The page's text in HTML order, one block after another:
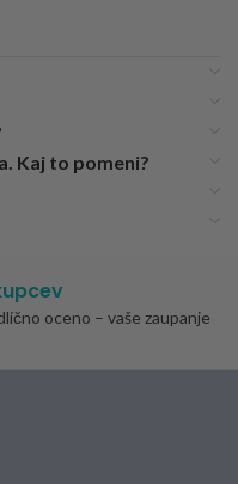
Kaj to pomeni?
oceno – vaše zaupanje